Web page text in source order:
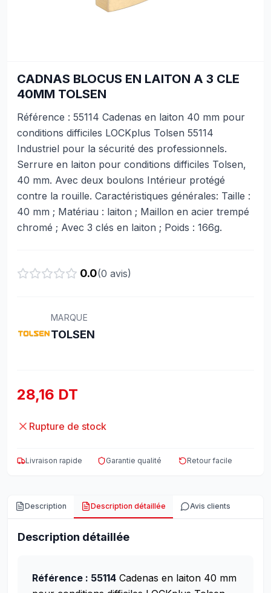
CADNAS BLOCUS EN LAITON A 3 CLE
40MM TOLSEN
Référence : 55114 Cadenas en laiton 40 mm pour
conditions difficiles LOCKplus Tolsen 55114
Industriel pour la sécurité des professionnels.
Serrure en laiton pour conditions difficiles Tolsen,
40 mm. Avec deux boulons Intérieur protégé
contre la rouille. Caractéristiques générales: Taille :
40 mm ; Matériau : laiton ; Maillon en acier trempé
chromé ; Avec 3 clés en laiton ; Poids : 166g.
0.0(0 avis)
MARQUE
TOLSEN
28,16 DT
Rupture de stock
Livraison rapide Garantie qualité Retour facile
Description Description détaillée Avis clients
Description détaillée
Référence : 55114 Cadenas en laiton 40 mm